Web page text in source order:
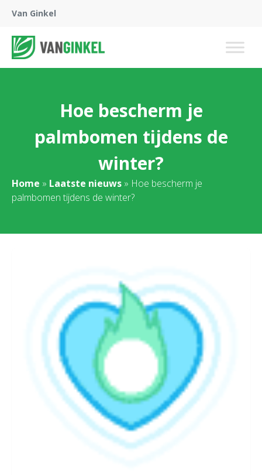
Van Ginkel
Hoe bescherm je
palmbomen tijdens de
winter?
Home » Laatste nieuws » Hoe bescherm je
palmbomen tijdens de winter?